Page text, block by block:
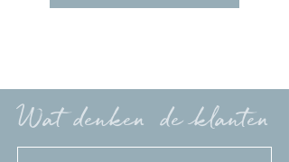
Wat denken de klanten